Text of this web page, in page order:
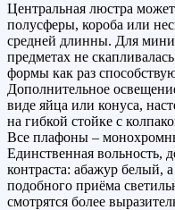
Центральная люстра
полусферы, короба или
средней длинны. Для
предметах не
формы как раз
Дополнительное
виде яйца или конуса,
на гибкой стойке с
Все плафоны –
Единственная вольность,
контраста: абажур белый,
подобного приёма
смотрятся более